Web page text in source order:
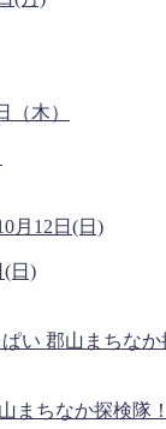
(日)
まちなか探検隊